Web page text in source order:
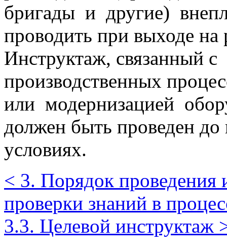
бригады и другие)
проводить при выходе на
Инструктаж, связанный
производственных
или модернизацией
должен быть проведен
условиях.
< 3. Порядок проведения
проверки знаний в
3.3. Целевой инструктаж